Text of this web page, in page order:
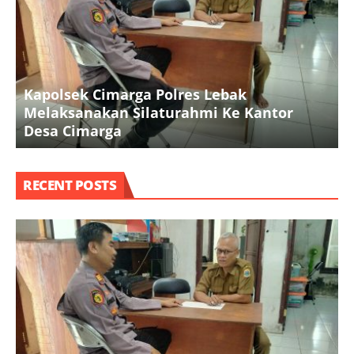
Kapolsek Cimarga Polres Lebak
Melaksanakan Silaturahmi Ke Kantor
Desa Cimarga
RECENT POSTS